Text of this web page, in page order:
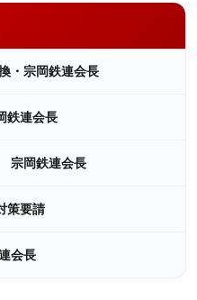
・宗岡鉄連会長
鉄連会長
宗岡鉄連会長
策要請
会長